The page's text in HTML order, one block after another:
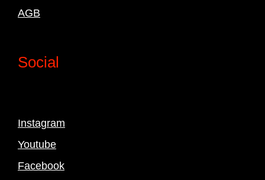
AGB
Social
Instagram
Youtube
Facebook